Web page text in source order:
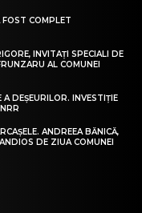
FOST COMPLET
INVITAȚI SPECIALI DE
AL COMUNEI
DEȘEURILOR. INVESTIȚIE
ANDREEA BĂNICĂ,
DE ZIUA COMUNEI